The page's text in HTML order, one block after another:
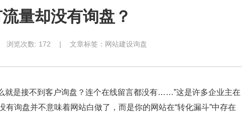
量却没有询盘？
浏览次数: 172 | 文章标签： 网站建设询盘
就是接不到客户询盘？连个在线留言都没有……”这是许多企业主在
询盘并不意味着网站白做了，而是你的网站在“转化漏斗”中存在